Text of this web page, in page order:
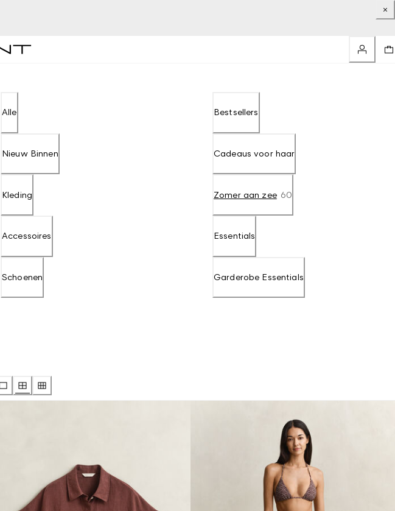
Alle
Nieuw Binnen
Kleding
Accessoires
Schoenen
Bestsellers
Cadeaus voor haar
Zomer aan zee 60
Essentials
Garderobe Essentials